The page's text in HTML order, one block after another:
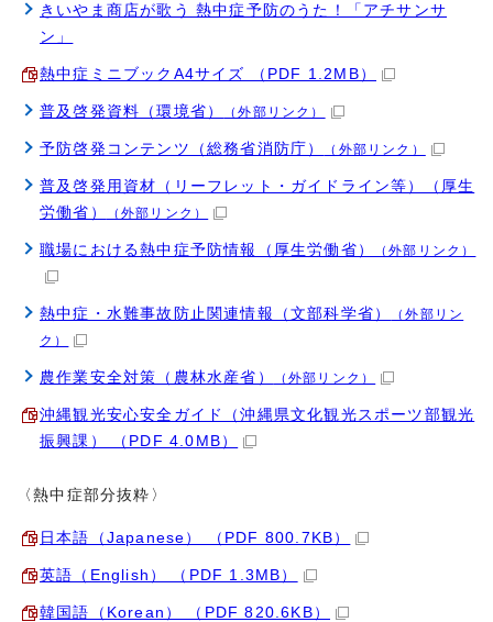
きいやま商店が歌う 熱中症予防のうた！「アチサンサ
ン」
熱中症ミニブックA4サイズ （PDF 1.2MB）
普及啓発資料（環境省） （外部リンク）
予防啓発コンテンツ（総務省消防庁） （外部リンク）
普及啓発用資材（リーフレット・ガイドライン等）（厚生
労働省）
（外部リンク）
職場における熱中症予防情報（厚生労働省） （外部リンク）
熱中症・水難事故防止関連情報（文部科学省）
（外部リン
ク）
農作業安全対策（農林水産省） （外部リンク）
沖縄観光安心安全ガイド（沖縄県文化観光スポーツ部観光
振興課） （PDF 4.0MB）
〈熱中症部分抜粋〉
日本語（Japanese） （PDF 800.7KB）
英語（English） （PDF 1.3MB）
韓国語（Korean） （PDF 820.6KB）